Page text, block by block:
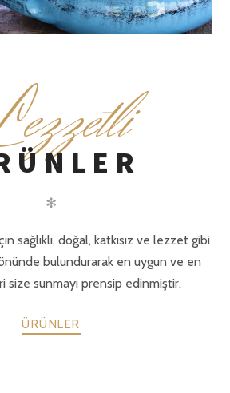
ezzetli
✻
sağlıklı, doğal, katkısız ve lezzet gibi
bulundurarak en uygun ve en
size sunmayı prensip edinmiştir.
ÜRÜNLER